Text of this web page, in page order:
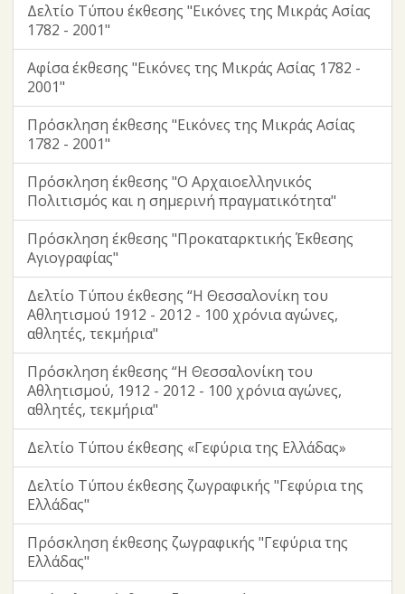
Δελτίο Τύπου έκθεσης "Εικόνες της Μικράς Ασίας
1782 - 2001"
Αφίσα έκθεσης "Εικόνες της Μικράς Ασίας 1782 -
2001"
Πρόσκληση έκθεσης "Εικόνες της Μικράς Ασίας
1782 - 2001"
Πρόσκληση έκθεσης "Ο Αρχαιοελληνικός
Πολιτισμός και η σημερινή πραγματικότητα"
Πρόσκληση έκθεσης "Προκαταρκτικής Έκθεσης
Αγιογραφίας"
Δελτίο Τύπου έκθεσης “Η Θεσσαλονίκη του
Αθλητισμού 1912 - 2012 - 100 χρόνια αγώνες,
αθλητές, τεκμήρια"
Πρόσκληση έκθεσης “Η Θεσσαλονίκη του
Αθλητισμού, 1912 - 2012 - 100 χρόνια αγώνες,
αθλητές, τεκμήρια"
Δελτίο Τύπου έκθεσης «Γεφύρια της Ελλάδας»
Δελτίο Τύπου έκθεσης ζωγραφικής "Γεφύρια της
Ελλάδας"
Πρόσκληση έκθεσης ζωγραφικής "Γεφύρια της
Ελλάδας"